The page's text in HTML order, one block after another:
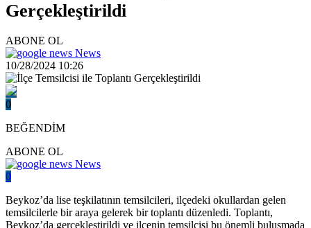
Gerçekleştirildi
ABONE OL
News
10/28/2024 10:26
0
BEĞENDİM
ABONE OL
News
0
Beykoz’da lise teşkilatının temsilcileri, ilçedeki okullardan gelen
temsilcilerle bir araya gelerek bir toplantı düzenledi. Toplantı,
Beykoz’da gerçekleştirildi ve ilçenin temsilcisi bu önemli buluşmada